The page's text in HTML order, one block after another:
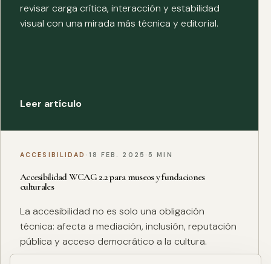
revisar carga crítica, interacción y estabilidad
visual con una mirada más técnica y editorial.
Leer artículo
ACCESIBILIDAD · 18 FEB. 2025 · 5 MIN
Accesibilidad WCAG 2.2 para museos y fundaciones
culturales
La accesibilidad no es solo una obligación
técnica: afecta a mediación, inclusión, reputación
pública y acceso democrático a la cultura.